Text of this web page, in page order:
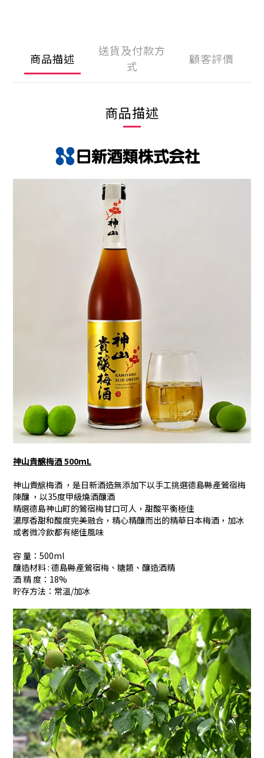
商品描述
送貨及付款方
式
顧客評價
商品描述
神山貴醸梅酒 500mL
神山貴醸梅酒 ，是日新酒造無添加下以手工挑選德島縣產鶯宿梅
陳釀 ，以35度甲級燒酒釀酒
精選德島神山町的鶯宿梅甘口可人，甜酸平衡極佳
濃厚香甜和酸度完美融合，精心精釀而出的精華日本梅酒，加冰
或者微冷飲都有絕佳風味
容 量：500ml
釀造材料 : 德島縣產鶯宿梅、糖類、釀造酒精
酒 精 度：18%
貯存方法：常溫/加冰